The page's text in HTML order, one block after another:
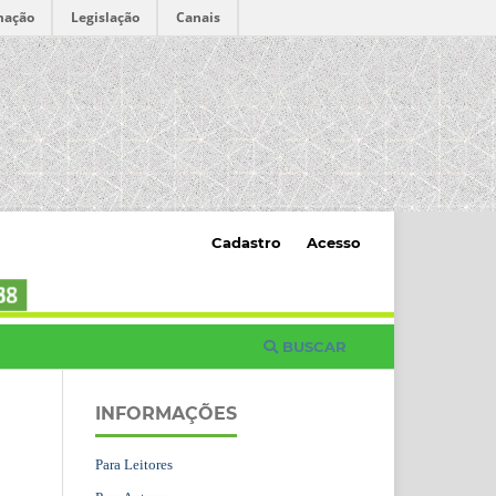
Legislação Canais
BUSCAR
Cadastro Acesso
INFORMAÇÕES
Para Leitores